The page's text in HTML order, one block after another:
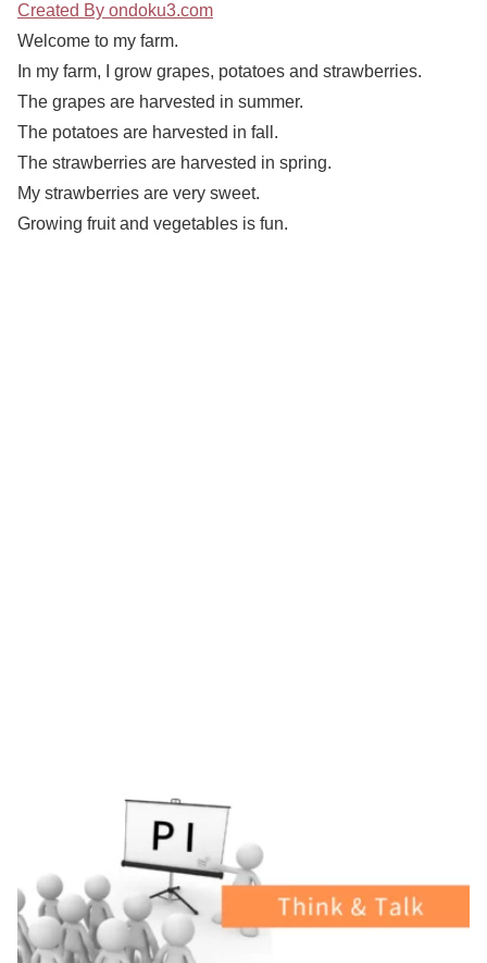
Created By ondoku3.com
Welcome to my farm.
In my farm, I grow grapes, potatoes and strawberries.
The grapes are harvested in summer.
The potatoes are harvested in fall.
The strawberries are harvested in spring.
My strawberries are very sweet.
Growing fruit and vegetables is fun.